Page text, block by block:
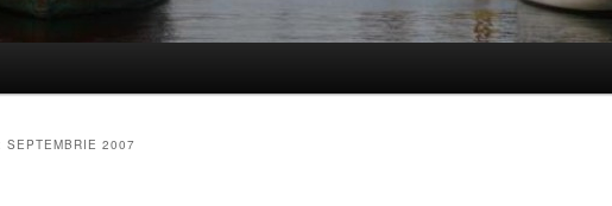
SEPTEMBRIE 2007